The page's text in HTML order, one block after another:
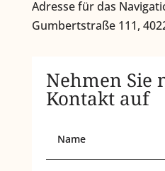
Adresse für das
Gumbertstraße 111,
Nehmen Sie
Kontakt auf